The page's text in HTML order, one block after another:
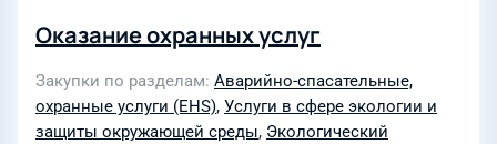
Оказание охранных услуг
Закупки по разделам Аварийно-спасательные,
охранные услуги (EHS), Услуги в сфере экологии и
защиты окружающей среды, Экологический